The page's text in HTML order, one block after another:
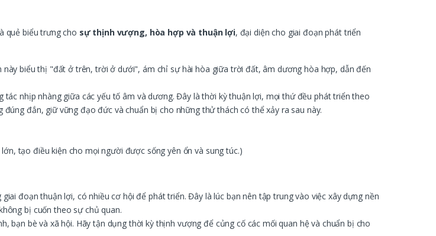
quẻ biểu trưng cho sự thịnh vượng, hòa hợp và thuận lợi, đại diện cho giai đoạn phát triển
này biểu thị "đất ở trên, trời ở dưới", ám chỉ sự hài hòa giữa trời đất, âm dương hòa hợp, dẫn đến
nhịp nhàng giữa các yếu tố âm và dương. Đây là thời kỳ thuận lợi, mọi thứ đều phát triển theo
đắn, giữ vững đạo đức và chuẩn bị cho những thử thách có thể xảy ra sau này.
tạo điều kiện cho mọi người được sống yên ổn và sung túc.)
đoạn thuận lợi, có nhiều cơ hội để phát triển. Đây là lúc bạn nên tập trung vào việc xây dựng nền
bị cuốn theo sự chủ quan.
bạn bè và xã hội. Hãy tận dụng thời kỳ thịnh vượng để củng cố các mối quan hệ và chuẩn bị cho